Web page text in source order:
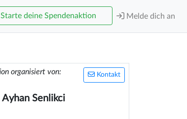
Starte deine Spendenaktion Melde dich an
Kontakt
organisiert von:
Ayhan Senlikci